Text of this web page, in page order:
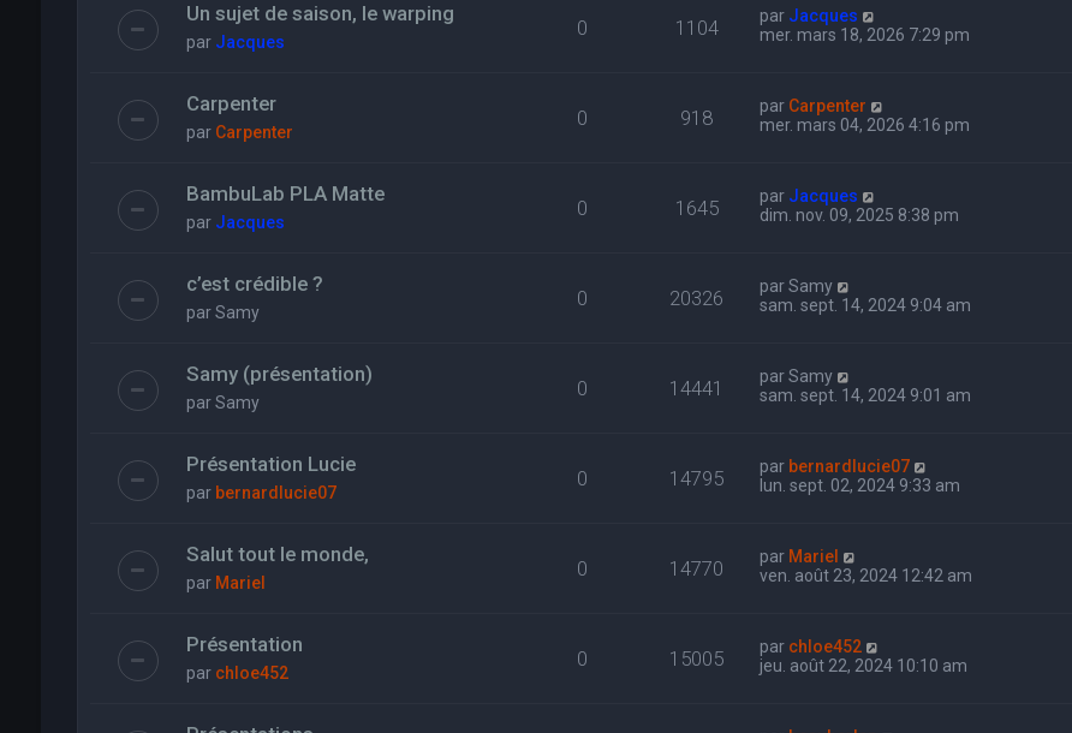
Un sujet de saison, le warping
par Jacques
0 1104 par Jacques
mer. mars 18, 2026 7:29 pm
Carpenter
par Carpenter
0 918 par Carpenter
mer. mars 04, 2026 4:16 pm
BambuLab PLA Matte
par Jacques
0 1645 par Jacques
dim. nov. 09, 2025 8:38 pm
c’est crédible ?
parSamy
0 20326 parSamy
sam. sept. 14, 2024 9:04 am
Samy (présentation)
parSamy
0 14441 parSamy
sam. sept. 14, 2024 9:01 am
Présentation Lucie
par bernardlucie07
0 14795 par bernardlucie07
lun. sept. 02, 2024 9:33 am
Salut tout le monde,
par Mariel
0 14770 par Mariel
ven. août 23, 2024 12:42 am
Présentation
par chloe452
0 15005 par chloe452
jeu. août 22, 2024 10:10 am